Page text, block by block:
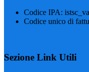
Codice IPA:
Codice unico di
Sezione Link Utili